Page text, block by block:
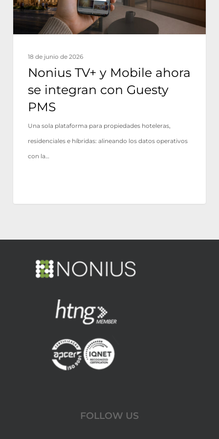
integran
Guesty
18 de junio de 2026
Nonius TV+ y Mobile ahora
se integran con Guesty
PMS
Una sola plataforma para propiedades hoteleras,
residenciales e híbridas: alineando los datos operativos
con la…
FOLLOW US